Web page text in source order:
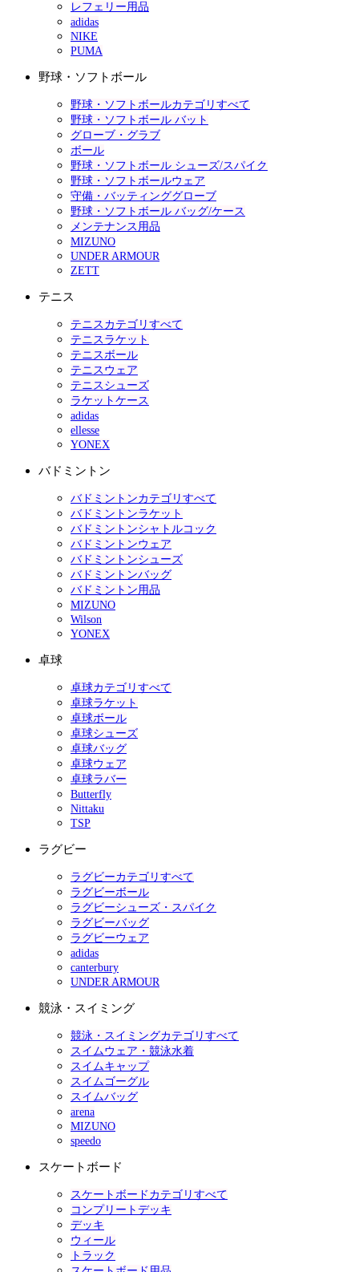
レフェリー用品
adidas
NIKE
PUMA
野球・ソフトボール
野球・ソフトボールカテゴリすべて
野球・ソフトボール バット
グローブ・グラブ
ボール
野球・ソフトボール シューズ/スパイク
野球・ソフトボールウェア
守備・バッティンググローブ
野球・ソフトボール バッグ/ケース
メンテナンス用品
MIZUNO
UNDER ARMOUR
ZETT
テニス
テニスカテゴリすべて
テニスラケット
テニスボール
テニスウェア
テニスシューズ
ラケットケース
adidas
ellesse
YONEX
バドミントン
バドミントンカテゴリすべて
バドミントンラケット
バドミントンシャトルコック
バドミントンウェア
バドミントンシューズ
バドミントンバッグ
バドミントン用品
MIZUNO
Wilson
YONEX
卓球
卓球カテゴリすべて
卓球ラケット
卓球ボール
卓球シューズ
卓球バッグ
卓球ウェア
卓球ラバー
Butterfly
Nittaku
TSP
ラグビー
ラグビーカテゴリすべて
ラグビーボール
ラグビーシューズ・スパイク
ラグビーバッグ
ラグビーウェア
adidas
canterbury
UNDER ARMOUR
競泳・スイミング
競泳・スイミングカテゴリすべて
スイムウェア・競泳水着
スイムキャップ
スイムゴーグル
スイムバッグ
arena
MIZUNO
speedo
スケートボード
スケートボードカテゴリすべて
コンプリートデッキ
デッキ
ウィール
トラック